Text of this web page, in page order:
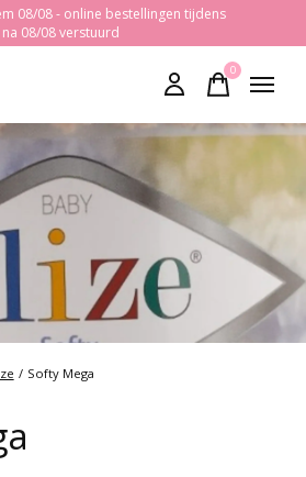
08/08 - online bestellingen tijdens
08/08 verstuurd
0items
/ Softy Mega